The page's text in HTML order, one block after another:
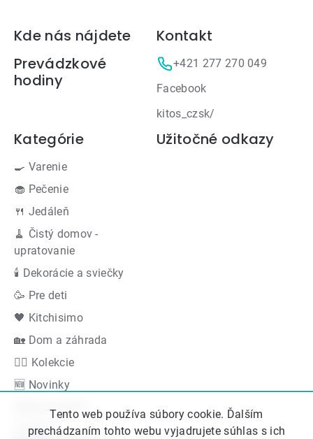
Tento web používa súbory cookie. Ďalším
prechádzaním tohto webu vyjadrujete súhlas s ich
Zápätie
Kde nás nájdete
Prevádzkové
hodiny
Kontakt
+421 277 270 049
Facebook
kitos_czsk/
Kategórie
🍳 Varenie
🧁 Pečenie
🍴 Jedáleň
🧹 Čistý domov -
upratovanie
🕯 Dekorácie a sviečky
🥳 Pre deti
🖤 Kitchisimo
🏡 Dom a záhrada
👍🏻 Kolekcie
🆕 Novinky
Akčná ponuka
Značky
Užitočné odkazy